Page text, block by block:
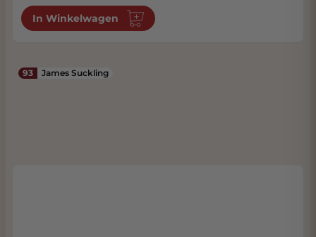
In Winkelwagen
93 James Suckling